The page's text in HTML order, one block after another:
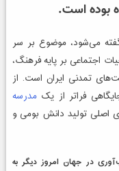
بوده است.
می‌شود، موضوع بر سر
اجتماعی بر پایه فرهنگ،
تمدنی ایران است. از
فراتر از یکمدرسه
اصلی تولید دانش بومی و
در جهان امروز دیگر به